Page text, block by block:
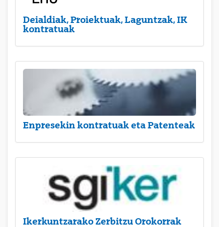
Deialdiak, Proiektuak, Laguntzak, IK
kontratuak
Enpresekin kontratuak eta Patenteak
Ikerkuntzarako Zerbitzu Orokorrak